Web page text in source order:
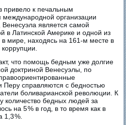
привело к печальным
организации
является самой
в Латинской Америке и одной из
мире, находясь на 161‑м месте в
что помощь бедным уже долгие
доктриной Венесуэлы, по
Перу справляются с бедностью
боливарианской революции. К
количество бедных людей за
на 5 % в год, в то время как в
%.